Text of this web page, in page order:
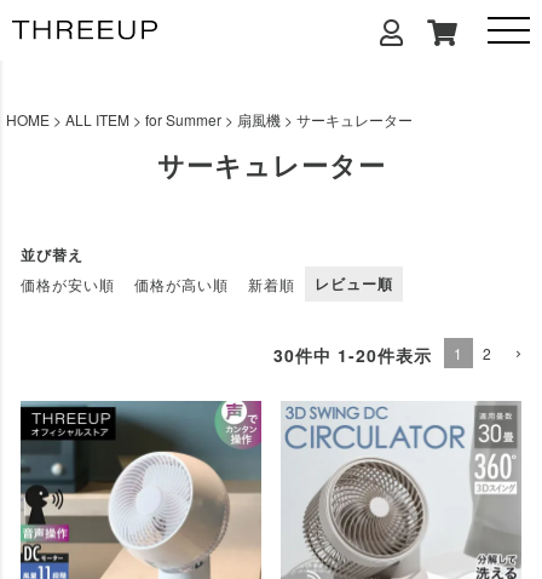
HOME ALL ITEM for Summer 扇風機 サーキュレーター
サーキュレーター
並び替え
価格が安い順 価格が高い順 新着順 レビュー順
30件中 1-20件表示 1 2